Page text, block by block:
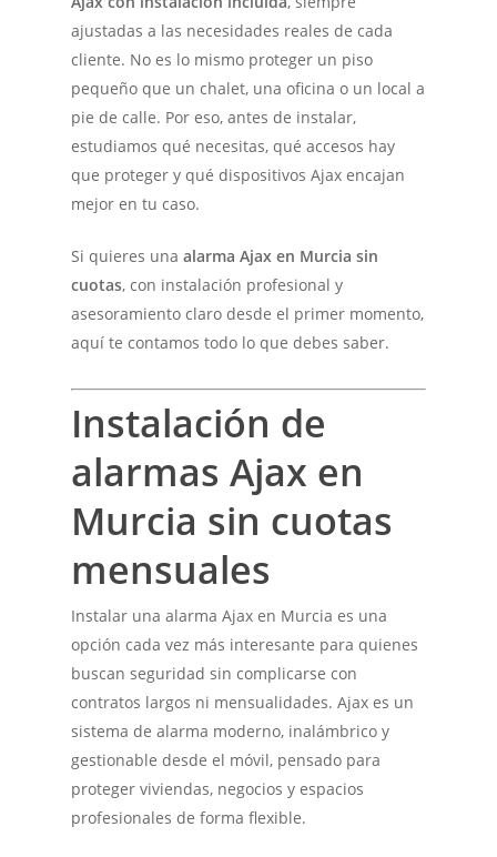
ajustadas a las necesidades reales de cada
cliente. No es lo mismo proteger un piso
pequeño que un chalet, una oficina o un local a
pie de calle. Por eso, antes de instalar,
estudiamos qué necesitas, qué accesos hay
que proteger y qué dispositivos Ajax encajan
mejor en tu caso.
Si quieres unaalarma Ajax en Murcia sin
cuotas, con instalación profesional y
asesoramiento claro desde el primer momento,
aquí te contamos todo lo que debes saber.
Instalación de
alarmas Ajax en
Murcia sin cuotas
mensuales
Instalar una alarma Ajax en Murcia es una
opción cada vez más interesante para quienes
buscan seguridad sin complicarse con
contratos largos ni mensualidades. Ajax es un
sistema de alarma moderno, inalámbrico y
gestionable desde el móvil, pensado para
proteger viviendas, negocios y espacios
profesionales de forma flexible.